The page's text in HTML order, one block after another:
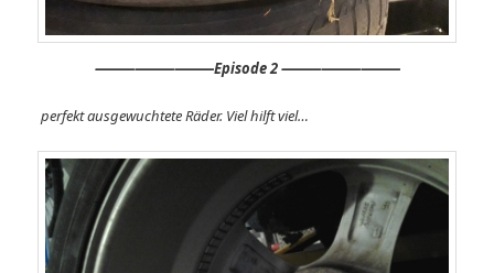
⸻⸻⸻Episode 2 ⸻⸻⸻
perfekt ausgewuchtete Räder. Viel hilft viel…